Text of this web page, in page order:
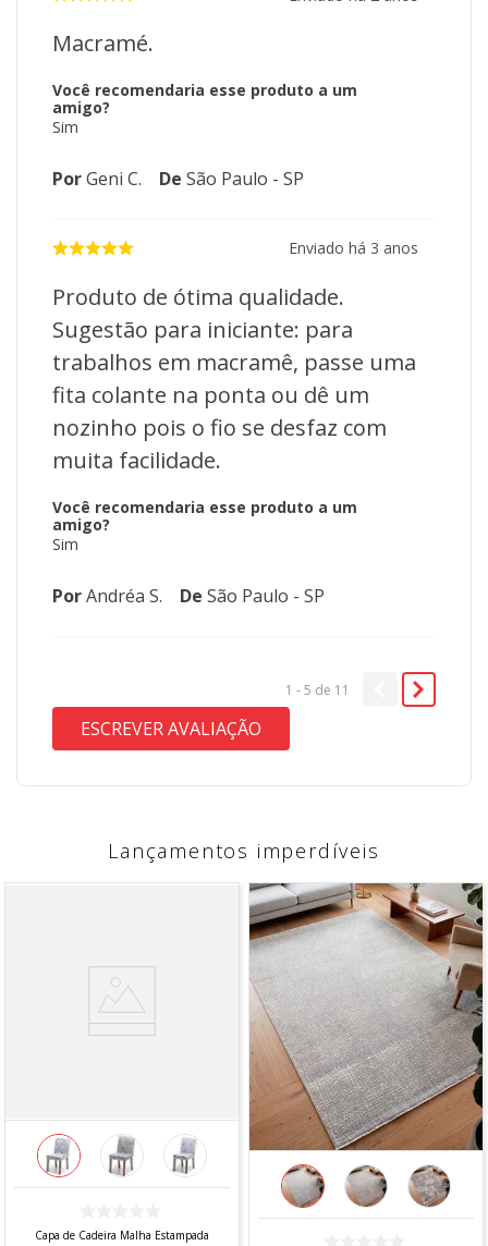
Macramé.
Você recomendaria esse produto a um
amigo?
Sim
PorGeni C. De São Paulo - SP
Enviado há 3 anos
Produto de ótima qualidade.
Sugestão para iniciante: para
trabalhos em macramê, passe uma
fita colante na ponta ou dê um
nozinho pois o fio se desfaz com
muita facilidade.
Você recomendaria esse produto a um
amigo?
Sim
PorAndréa S. De São Paulo - SP
1 - 5 de 11
ESCREVER AVALIAÇÃO
Lançamentos imperdíveis
Capa de Cadeira Malha Estampada